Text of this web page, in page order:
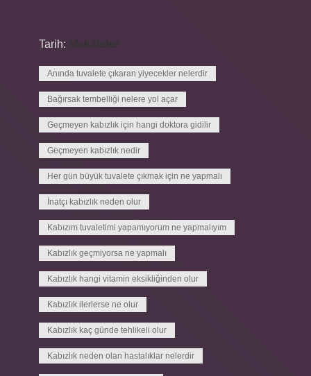
Tarih:
Anında tuvalete çıkaran yiyecekler nelerdir
Bağırsak tembelliği nelere yol açar
Geçmeyen kabızlık için hangi doktora gidilir
Geçmeyen kabızlık nedir
Her gün büyük tuvalete çıkmak için ne yapmalı
İnatçı kabızlık neden olur
Kabızım tuvaletimi yapamıyorum ne yapmalıyım
Kabızlık geçmiyorsa ne yapmalı
Kabızlık hangi vitamin eksikliğinden olur
Kabızlık ilerlerse ne olur
Kabızlık kaç günde tehlikeli olur
Kabızlık neden olan hastalıklar nelerdir